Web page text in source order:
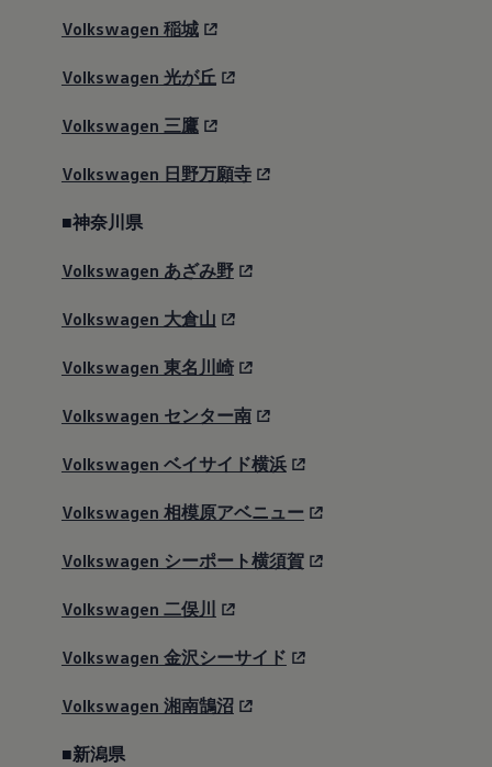
Golf
Volkswagen 稲城
Volkswagen 光が丘
Volkswagen 三鷹
Volkswagen 日野万願寺
■神奈川県
Volkswagen あざみ野
Volkswagen 大倉山
Volkswagen 東名川崎
Volkswagen センター南
Volkswagen ベイサイド横浜
Volkswagen 相模原アベニュー
Volkswagen シーポート横須賀
Volkswagen 二俣川
Volkswagen 金沢シーサイド
Volkswagen 湘南鵠沼
■新潟県